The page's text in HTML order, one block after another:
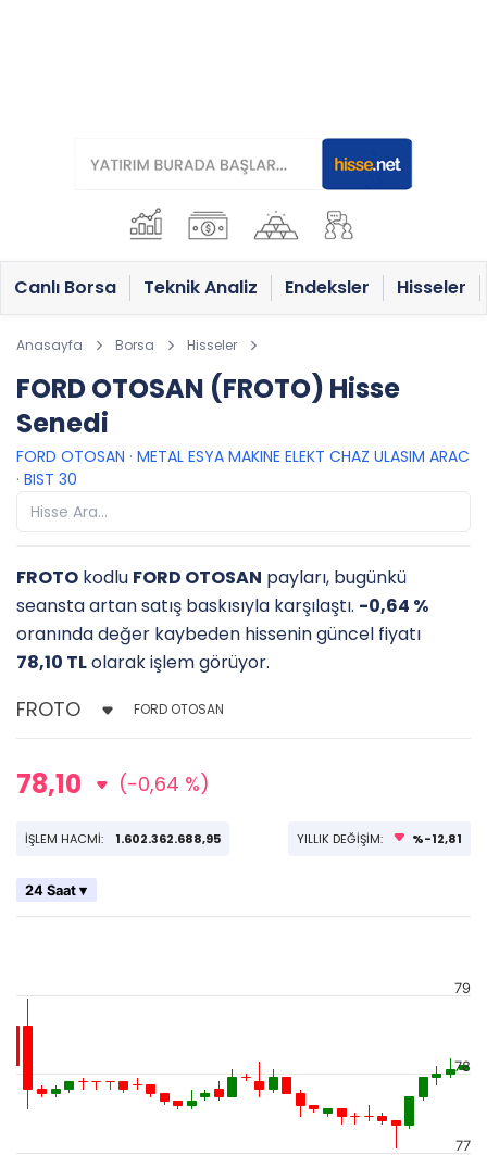
Canlı Borsa Teknik Analiz Endeksler Hisseler
Anasayfa Borsa Hisseler
FORD OTOSAN (FROTO) Hisse
Senedi
FORD OTOSAN · METAL ESYA MAKINE ELEKT CHAZ ULASIM ARAC
· BIST 30
FROTO kodlu FORD OTOSAN payları, bugünkü
seansta artan satış baskısıyla karşılaştı. -0,64 %
oranında değer kaybeden hissenin güncel fiyatı
78,10 TLolarak işlem görüyor.
FORD OTOSAN
78,10 (-0,64 %)
İŞLEM HACMİ: 1.602.362.688,95 YILLIK DEĞİŞİM: %-12,81
24 Saat ▾
77
78
79